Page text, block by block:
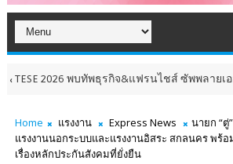
พบทัพธุรกิจ&แฟรนไชส์ ซัพพลายเออร์สินค้า เ
Home แรงงาน Express News
นายก “ตู่
แรงงานนอกระบบและแรงงานอิสระ สกลนคร พร้อ
เรื่องหลักประกันสังคมที่ยั่งยืน